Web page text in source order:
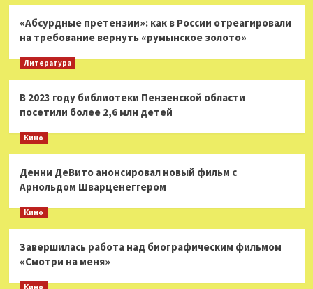
«Абсурдные претензии»: как в России отреагировали
на требование вернуть «румынское золото»
Литература
В 2023 году библиотеки Пензенской области
посетили более 2,6 млн детей
Кино
Денни ДеВито анонсировал новый фильм с
Арнольдом Шварценеггером
Кино
Завершилась работа над биографическим фильмом
«Смотри на меня»
Кино